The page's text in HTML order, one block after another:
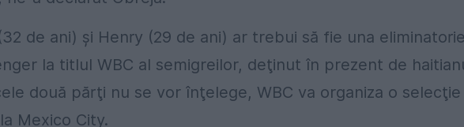
de ani) şi Henry (29 de ani) ar trebui să fie una
la titlul WBC al semigreilor, deţinut în prezent de
două părţi nu se vor înţelege, WBC va organiza o selecţie
Mexico City.